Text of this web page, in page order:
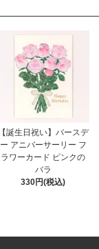
【誕生日祝い】バースデ
ー アニバーサーリー フ
ラワーカード ピンクの
バラ
330円(税込)